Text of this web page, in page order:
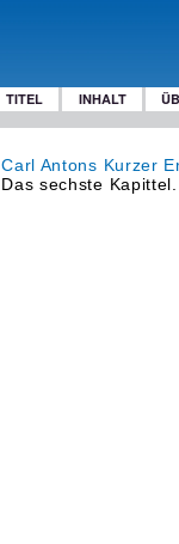
TITEL INHALT
Carl Antons Kurzer
Das sechste